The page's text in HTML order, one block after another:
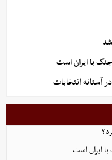
با ایران است
انتخابات
ایران است